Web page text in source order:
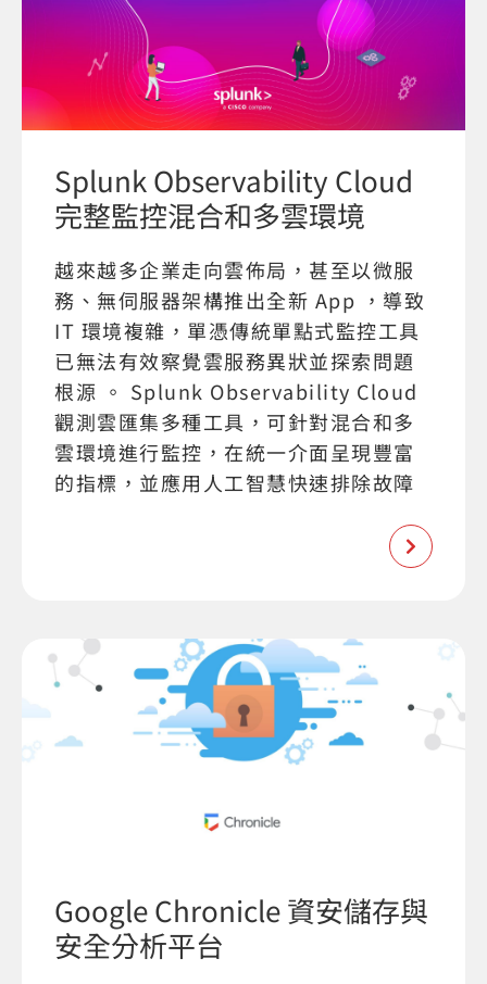
Splunk Observability Cloud
完整監控混合和多雲環境
越來越多企業走向雲佈局，甚至以微服
務、無伺服器架構推出全新 App ，導致
IT 環境複雜，單憑傳統單點式監控工具
已無法有效察覺雲服務異狀並探索問題
根源 。 Splunk Observability Cloud
觀測雲匯集多種工具，可針對混合和多
雲環境進行監控，在統一介面呈現豐富
的指標，並應用人工智慧快速排除故障
Google Chronicle 資安儲存與
安全分析平台